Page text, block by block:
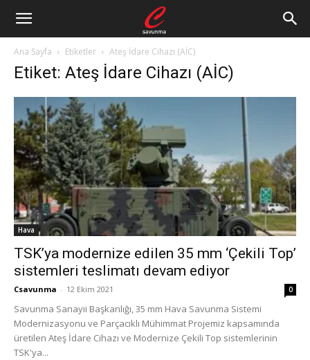
Ana Sayfa Etiketler Ateş İdare Cihazı (AİC)
Etiket: Ateş İdare Cihazı (AİC)
Hava
TSK’ya modernize edilen 35 mm ‘Çekili Top’
sistemleri teslimatı devam ediyor
Csavunma - 12 Ekim 2021 0
Savunma Sanayii Başkanlığı, 35 mm Hava Savunma Sistemi
Modernizasyonu ve Parçacıklı Mühimmat Projemiz kapsamında
üretilen Ateş İdare Cihazı ve Modernize Çekili Top sistemlerinin
TSK'ya...